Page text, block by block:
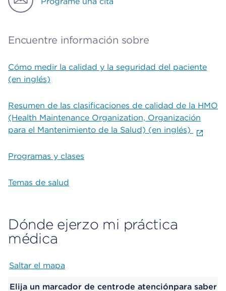
Encuentre información sobre
Cómo medir la calidad y la seguridad del paciente
(en inglés)
Resumen de las clasificaciones de calidad de la HMO
(Health Maintenance Organization, Organización
para el Mantenimiento de la Salud) (en inglés)
Programas y clases
Temas de salud
Dónde ejerzo mi práctica
médica
Saltar el mapa
Elija un marcador de centrode atenciónpara saber